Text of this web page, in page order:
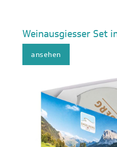
Weinausgiesser Set
ansehen